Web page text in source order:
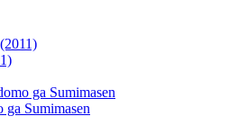
Sumimasen